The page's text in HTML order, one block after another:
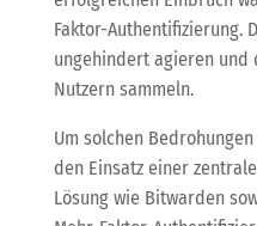
Faktor-Authentifizierung.
ungehindert agieren und
Nutzern sammeln.
Um solchen
den Einsatz einer
Lösung wie Bitwarden